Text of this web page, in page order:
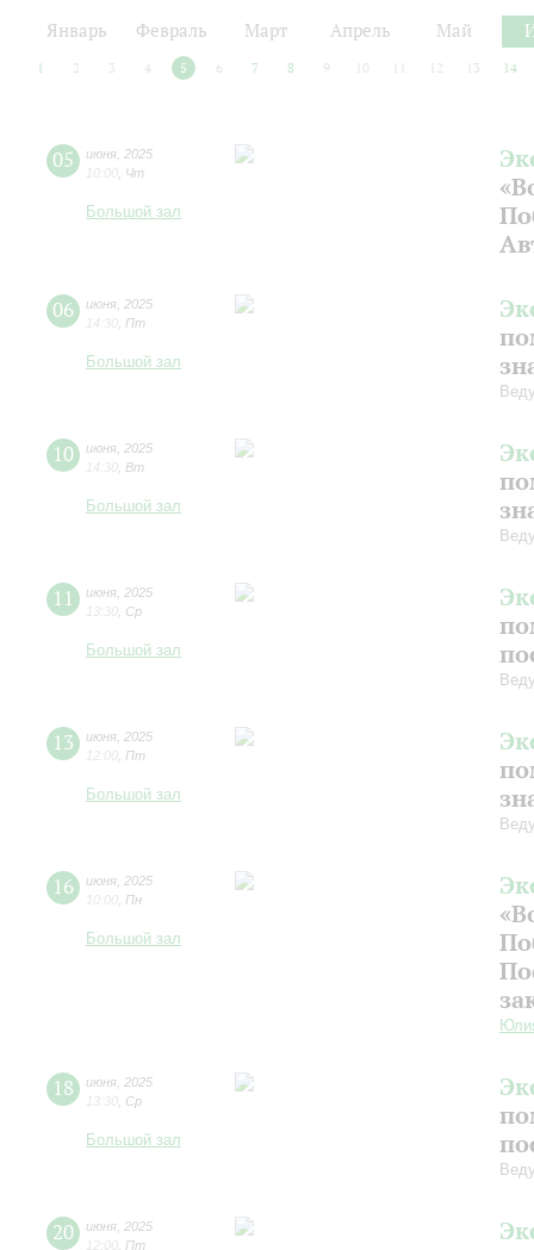
Январь Февраль Март Апрель Май
1 2 3 4 5 6 7 8 9 10 12 13 14
05 июня 2025
10:00 Чт
Большой зал
06 июня 2025
14:30 Пт
Большой зал
10 июня 2025
14:30 Вт
Большой зал
11 июня 2025
13:30 Ср
Большой зал
13 июня 2025
12:00 Пт
Большой зал
16 июня 2025
10:00 Пн
Большой зал
18 июня 2025
13:30 Ср
Большой зал
20 июня 2025
12:00 Пт